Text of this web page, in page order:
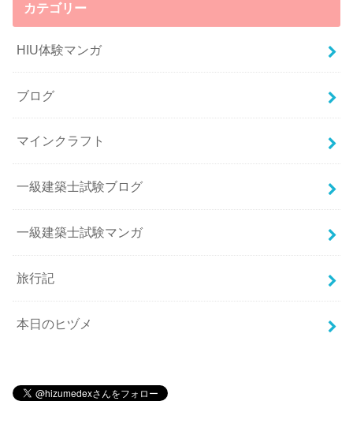
カテゴリー
HIU体験マンガ
ブログ
マインクラフト
一級建築士試験ブログ
一級建築士試験マンガ
旅行記
本日のヒヅメ